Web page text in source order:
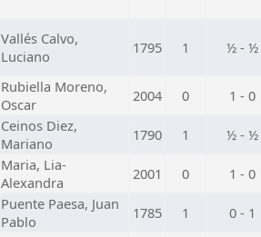
Vallés Calvo,
Luciano
1795 1 ½ - ½
Rubiella Moreno,
Oscar
2004 0 1 - 0
Ceinos Diez,
Mariano
1790 1 ½ - ½
Maria, Lia-
Alexandra
2001 0 1 - 0
Puente Paesa, Juan
Pablo
1785 1 0 - 1